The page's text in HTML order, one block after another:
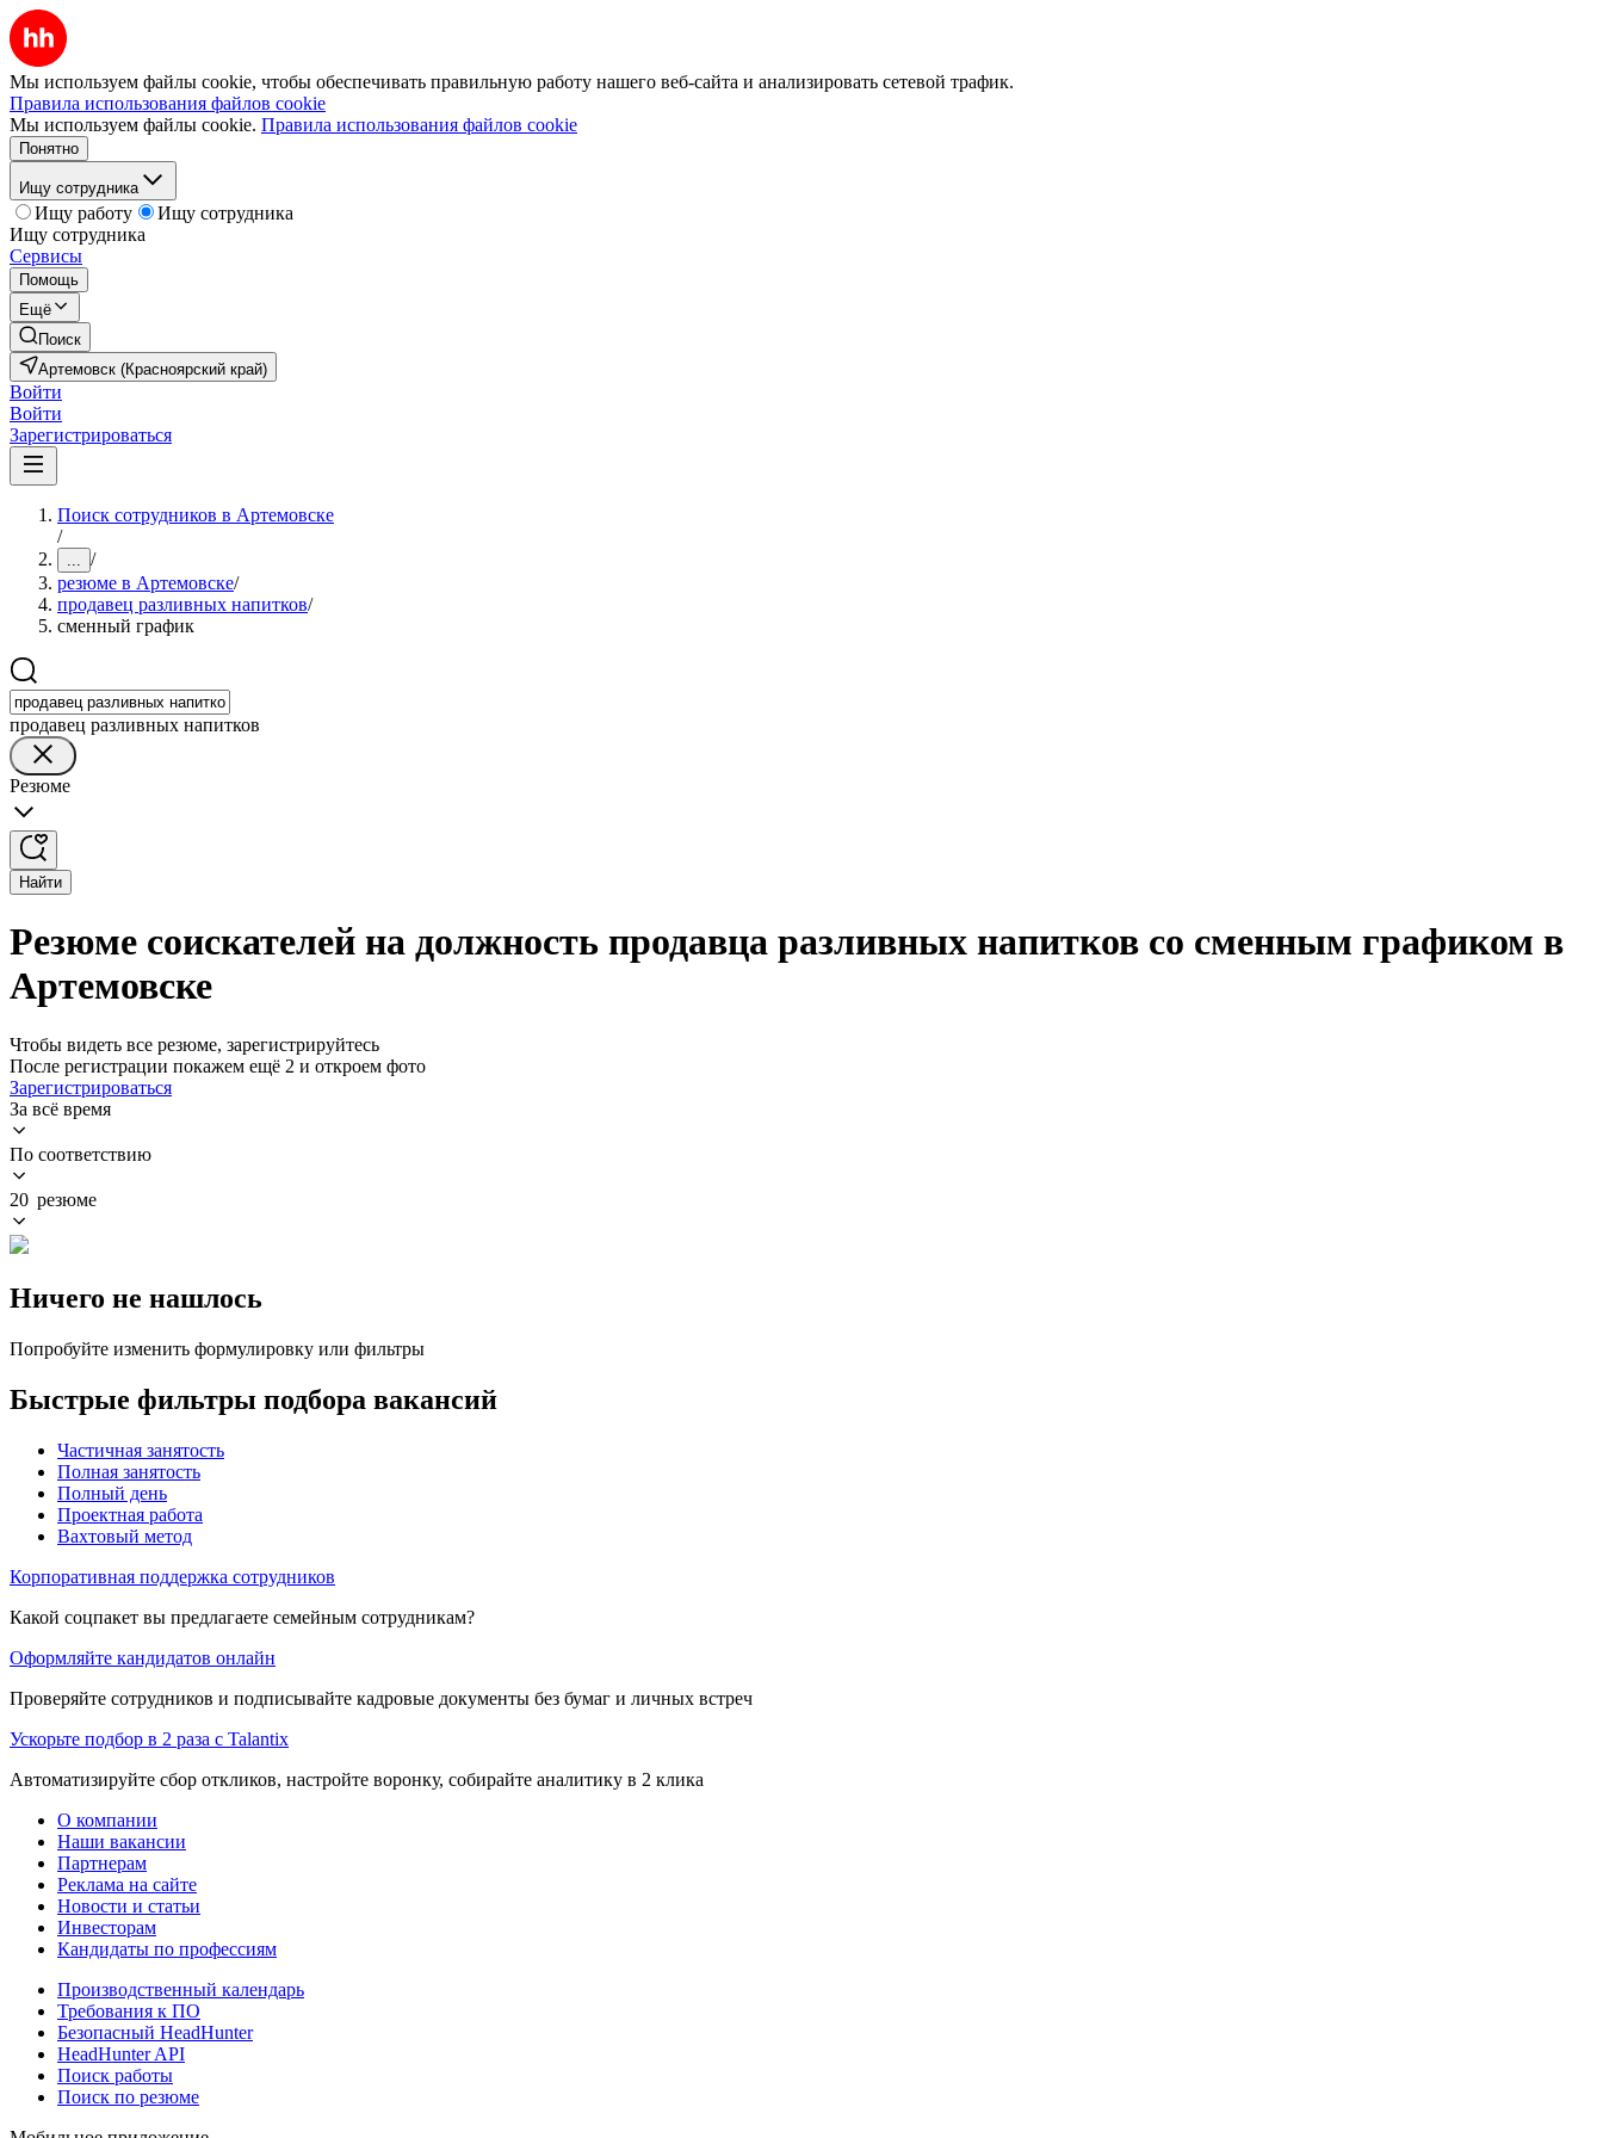
Мы используем файлы cookie, чтобы обеспечивать правильную работу нашего веб-сайта и анализировать сетевой трафик.
Правила использования файлов cookie
Мы используем файлы cookie. Правила использования файлов cookie
Понятно
Ищу сотрудника
Ищу работу
Ищу сотрудника
Ищу сотрудника
Сервисы
Помощь
Ещё
Поиск
Артемовск (Красноярский край)
Войти
Войти
Зарегистрироваться
Поиск сотрудников в Артемовске
/
... /
резюме в Артемовске/
продавец разливных напитков/
сменный график
продавец разливных напитков
Резюме
Найти
Резюме соискателей на должность продавца разливных напитков со сменным графиком в
Артемовске
Чтобы видеть все резюме, зарегистрируйтесь
После регистрации покажем ещё 2 и откроем фото
Зарегистрироваться
За всё время
По соответствию
20 резюме
Ничего не нашлось
Попробуйте изменить формулировку или фильтры
Быстрые фильтры подбора вакансий
Частичная занятость
Полная занятость
Полный день
Проектная работа
Вахтовый метод
Корпоративная поддержка сотрудников
Какой соцпакет вы предлагаете семейным сотрудникам?
Оформляйте кандидатов онлайн
Проверяйте сотрудников и подписывайте кадровые документы без бумаг и личных встреч
Ускорьте подбор в 2 раза с Talantix
Автоматизируйте сбор откликов, настройте воронку, собирайте аналитику в 2 клика
О компании
Наши вакансии
Партнерам
Реклама на сайте
Новости и статьи
Инвесторам
Кандидаты по профессиям
Производственный календарь
Требования к ПО
Безопасный HeadHunter
HeadHunter API
Поиск работы
Поиск по резюме